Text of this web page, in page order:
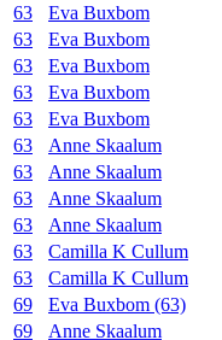
63
Eva Buxbom
63
Eva Buxbom
63
Eva Buxbom
63
Eva Buxbom
63
Eva Buxbom
63
Anne Skaalum
63
Anne Skaalum
63
Anne Skaalum
63
Anne Skaalum
63
Camilla K Cullum
63
Camilla K Cullum
69
Eva Buxbom (63)
69
Anne Skaalum